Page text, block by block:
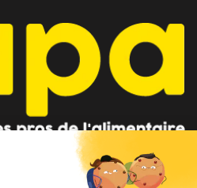
CONTACTEZ-NOUS
par mail